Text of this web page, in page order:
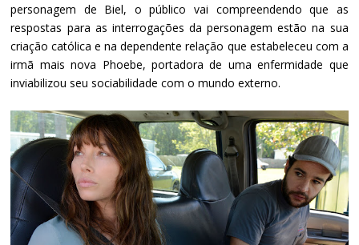
personagem de Biel, o público vai compreendendo que as
respostas para as interrogações da personagem estão na sua
criação católica e na dependente relação que estabeleceu com a
irmã mais nova Phoebe, portadora de uma enfermidade que
inviabilizou seu sociabilidade com o mundo externo.